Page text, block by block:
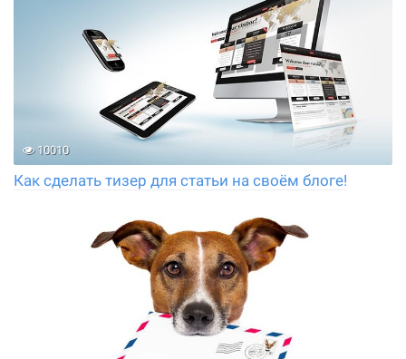
10010
Как сделать тизер для статьи на своём блоге!